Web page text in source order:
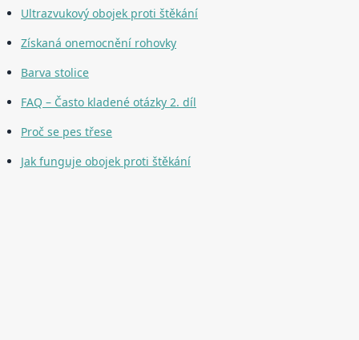
Ultrazvukový obojek proti štěkání
Získaná onemocnění rohovky
Barva stolice
FAQ – Často kladené otázky 2. díl
Proč se pes třese
Jak funguje obojek proti štěkání